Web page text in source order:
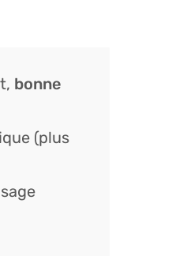
bonne
(plus